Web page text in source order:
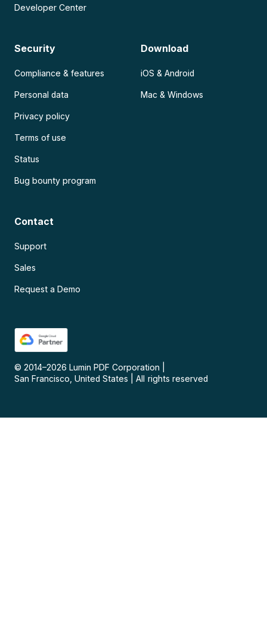
Developer Center
Security
Compliance & features
Personal data
Privacy policy
Terms of use
Status
Bug bounty program
Download
iOS & Android
Mac & Windows
Contact
Support
Sales
Request a Demo
© 2014–2026 Lumin PDF Corporation
San Francisco, United States
All rights reserved